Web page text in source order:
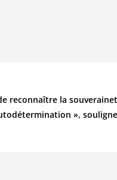
reconnaître la
»,